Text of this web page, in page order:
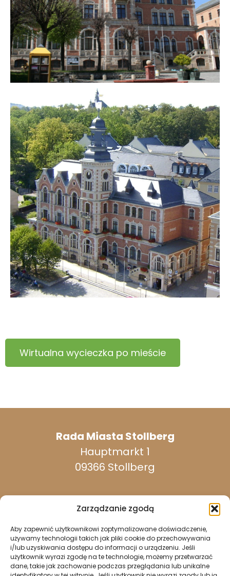
Zarządzanie zgodą
Aby zapewnić użytkownikowi zoptymalizowane doświadczenie,
używamy technologii takich jak pliki cookie do przechowywania
i/lub uzyskiwania dostępu do informacji o urządzeniu. Jeśli
użytkownik wyrazi zgodę na te technologie, możemy przetwarzać
dane, takie jak zachowanie podczas przeglądania lub unikalne
Wirtualna wycieczka po mieście
Rada Miasta Stollberg
Hauptmarkt 1
09366 Stollberg
dostępny w dni powszednie:
037296 940